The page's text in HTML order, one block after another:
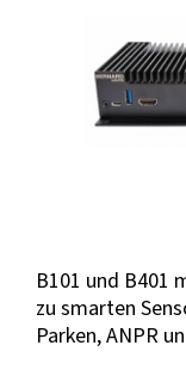
B101 und B401
zu smarten
Parken, ANPR